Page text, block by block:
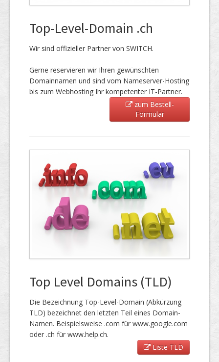
Top-Level-Domain .ch
Wir sind offizieller Partner von SWITCH.
Gerne reservieren wir Ihren gewünschten
Domainnamen und sind vom Nameserver-Hosting
bis zum Webhosting Ihr kompetenter IT-Partner.
zum Bestell-
Formular
Top Level Domains (TLD)
Die Bezeichnung Top-Level-Domain (Abkürzung
TLD) bezeichnet den letzten Teil eines Domain-
Namen. Beispielsweise .com für www.google.com
oder .ch für www.help.ch.
Liste TLD